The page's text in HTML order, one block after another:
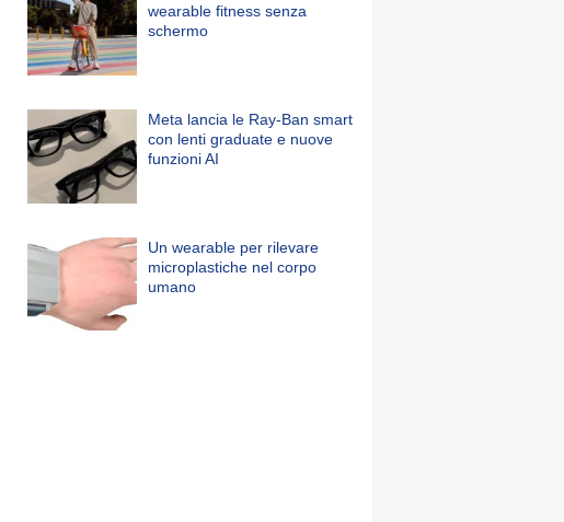
wearable fitness senza
schermo
Meta lancia le Ray-Ban smart
con lenti graduate e nuove
funzioni AI
Un wearable per rilevare
microplastiche nel corpo
umano